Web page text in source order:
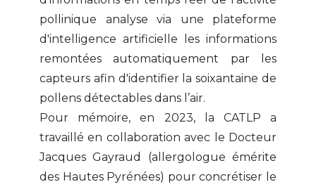
pollinique analyse via une plateforme
d'intelligence artificielle les informations
remontées automatiquement par les
capteurs afin d'identifier la soixantaine de
pollens détectables dans l’air.
Pour mémoire, en 2023, la CATLP a
travaillé en collaboration avec le Docteur
Jacques Gayraud (allergologue émérite
des Hautes Pyrénées) pour concrétiser le